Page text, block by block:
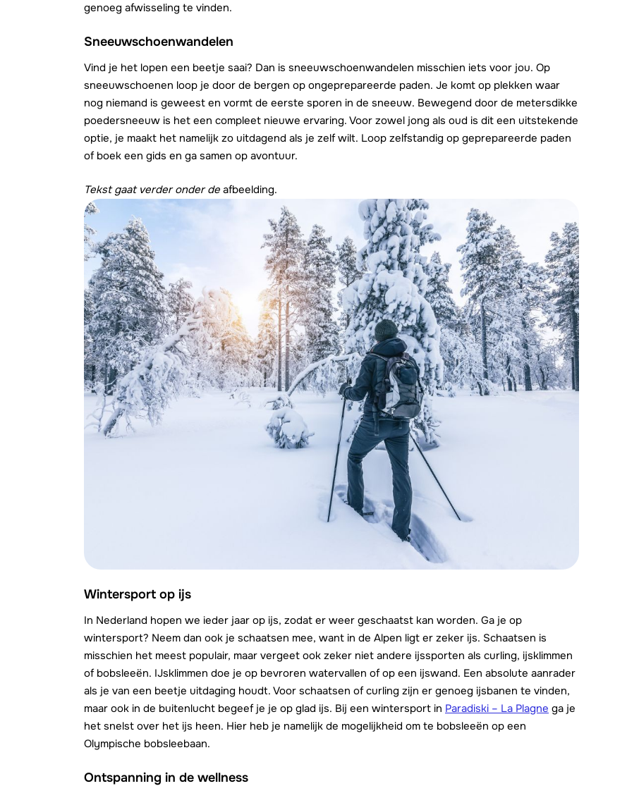
genoeg afwisseling te vinden.
Sneeuwschoenwandelen
Vind je het lopen een beetje saai? Dan is sneeuwschoenwandelen misschien iets voor jou. Op
sneeuwschoenen loop je door de bergen op ongeprepareerde paden. Je komt op plekken waar
nog niemand is geweest en vormt de eerste sporen in de sneeuw. Bewegend door de metersdikke
poedersneeuw is het een compleet nieuwe ervaring. Voor zowel jong als oud is dit een uitstekende
optie, je maakt het namelijk zo uitdagend als je zelf wilt. Loop zelfstandig op geprepareerde paden
of boek een gids en ga samen op avontuur.
Tekst gaat verder onder de afbeelding.
Wintersport op ijs
In Nederland hopen we ieder jaar op ijs, zodat er weer geschaatst kan worden. Ga je op
wintersport? Neem dan ook je schaatsen mee, want in de Alpen ligt er zeker ijs. Schaatsen is
misschien het meest populair, maar vergeet ook zeker niet andere ijssporten als curling, ijsklimmen
of bobsleeën. IJsklimmen doe je op bevroren watervallen of op een ijswand. Een absolute aanrader
als je van een beetje uitdaging houdt. Voor schaatsen of curling zijn er genoeg ijsbanen te vinden,
maar ook in de buitenlucht begeef je je op glad ijs. Bij een wintersport in Paradiski – La Plagne ga je
het snelst over het ijs heen. Hier heb je namelijk de mogelijkheid om te bobsleeën op een
Olympische bobsleebaan.
Ontspanning in de wellness